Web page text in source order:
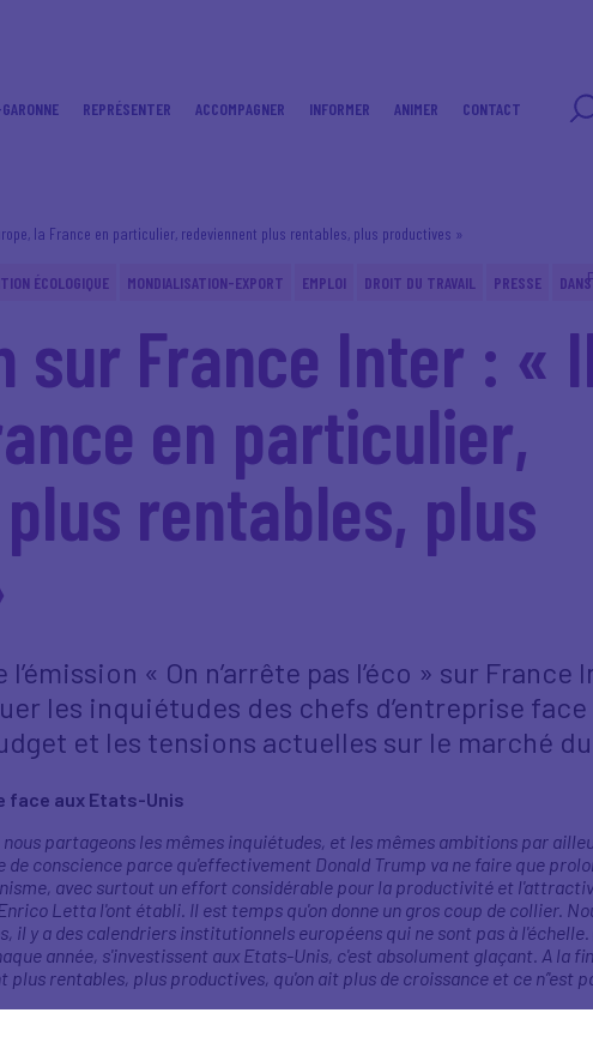
REPRÉSENTER ACCOMPAGNER INFORMER ANIMER CONTACT
la France en particulier, redeviennent plus rentables, plus productives »
ÉCOLOGIQUE MONDIALISATION-EXPORT EMPLOI DROIT DU TRAVAIL PRESSE
sur France Inter : «
en particulier,
rentables, plus
« On n’arrête pas l’éco » sur France
les inquiétudes des chefs d’entreprise face
et les tensions actuelles sur le marché
face aux Etats-Unis
partageons les mêmes inquiétudes, et les mêmes ambitions par
de conscience parce qu'effectivement Donald Trump va ne faire que
avec surtout un effort considérable pour la productivité et
Letta l'ont établi. Il est temps qu'on donne un gros coup de collier.
il y a des calendriers institutionnels européens qui ne sont pas à
année, s'investissent aux Etats-Unis, c'est absolument glaçant. A la
rentables, plus productives, qu'on ait plus de croissance et ce n’'est